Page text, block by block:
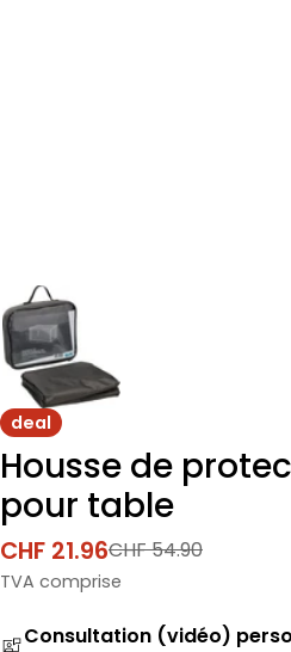
deal
Housse de
pour table
Prix
de
CHF 21.96
Prix
normal
CHF 54.90
TVA comprise
Consultation (vidéo)